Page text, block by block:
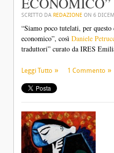
SCRITTO DA REDAZIONE ON 6
“Siamo poco tutelati, per
economico”, così Daniele
traduttori” curato da IRES
Leggi Tutto 1 Commento